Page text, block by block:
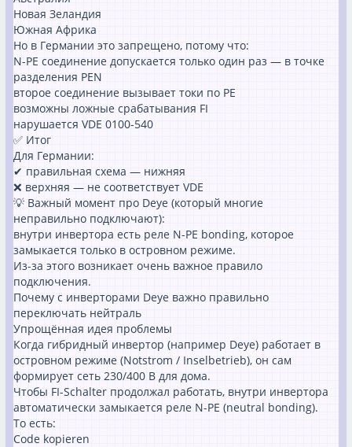
Новая Зеландия
Южная Африка
Но в Германии это запрещено, потому что:
N-PE соединение допускается только один раз — в точке
разделения PEN
второе соединение вызывает токи по PE
возможны ложные срабатывания FI
нарушается VDE 0100-540
✅ Итог
Для Германии:
✔ правильная схема — нижняя
❌ верхняя — не соответствует VDE
💡 Важный момент про Deye (который многие
неправильно подключают):
внутри инвертора есть реле N-PE bonding, которое
замыкается только в островном режиме.
Из-за этого возникает очень важное правило
подключения.
Почему с инверторами Deye важно правильно
переключать нейтраль
Упрощённая идея проблемы
Когда гибридный инвертор (например Deye) работает в
островном режиме (Notstrom / Inselbetrieb), он сам
формирует сеть 230/400 В для дома.
Чтобы FI-Schalter продолжал работать, внутри инвертора
автоматически замыкается реле N-PE (neutral bonding).
То есть:
Code kopieren